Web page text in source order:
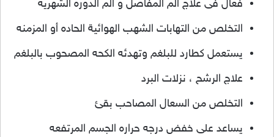
فعال فى علاج الم المفاصل و الم الدوره الشهريه
التخلص من التهابات الشهب الهوائية الحاده أو المزمنه
يستعمل كطارد للبلغم وتهدئه الكحه المصحوب بالبلغم
علاج الرشح ، نزلات البرد
التخلص من السعال المصاحب بقئ
يساعد على خفض درجه حراره الجسم المرتفعه